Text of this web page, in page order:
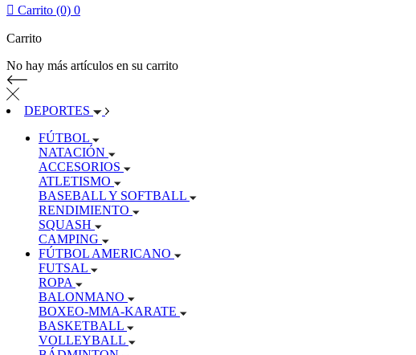
 Carrito (0) 0
Carrito
No hay más artículos en su carrito
DEPORTES
FÚTBOL
NATACIÓN
ACCESORIOS
ATLETISMO
BASEBALL Y SOFTBALL
RENDIMIENTO
SQUASH
CAMPING
FÚTBOL AMERICANO
FUTSAL
ROPA
BALONMANO
BOXEO-MMA-KARATE
BASKETBALL
VOLLEYBALL